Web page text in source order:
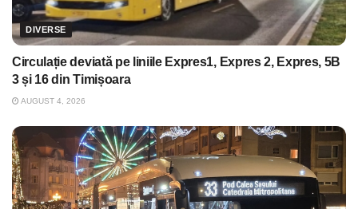
DIVERSE
Circulație deviată pe liniile Expres1, Expres 2, Expres, 5B
3 și 16 din Timișoara
AUGUST 4, 2026